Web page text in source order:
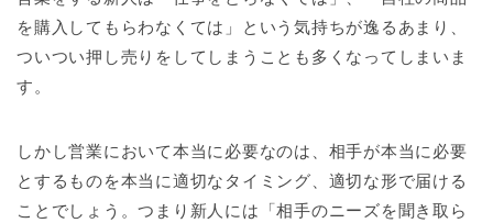
を購入してもらわなくては」という気持ちが逸るあまり、
ついつい押し売りをしてしまうことも多くなってしまいま
す。
しかし営業において本当に必要なのは、相手が本当に必要
とするものを本当に適切なタイミング、適切な形で届ける
ことでしょう。つまり新人には「相手のニーズを聞き取ら